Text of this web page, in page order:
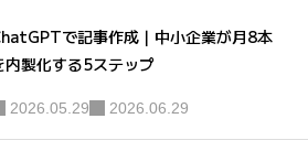
で記事作成｜中小企業が月8本
内製化する5ステップ
2026.05.29 2026.06.29